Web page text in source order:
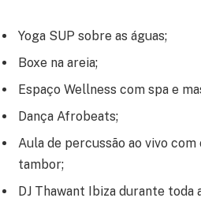
Yoga SUP sobre as águas;
Boxe na areia;
Espaço Wellness com spa e
Dança Afrobeats;
Aula de percussão ao vivo
tambor;
DJ Thawant Ibiza durante toda